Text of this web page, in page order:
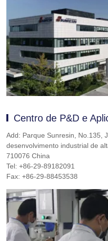
Centro de P&D e
Add: Parque Sunresin, No.135,
desenvolvimento industrial de
710076 China
Tel: +86-29-89182091
Fax: +86-29-88453538